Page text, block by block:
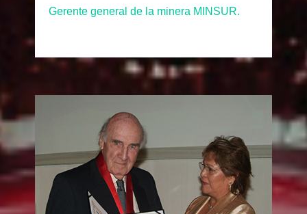
Gerente general de la minera MINSUR.